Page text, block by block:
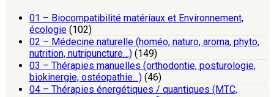
01 – Biocompatibilité matériaux et Environnement,
écologie (102)
02 – Médecine naturelle (homéo, naturo, aroma, phyto,
nutrition, nutripuncture…) (149)
03 – Thérapies manuelles (orthodontie, posturologie,
biokinergie, ostéopathie…) (46)
04 – Thérapies énergétiques / quantiques (MTC,